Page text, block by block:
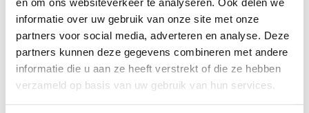
informatie over uw gebruik van onze site met onze
partners voor social media, adverteren en analyse. Deze
partners kunnen deze gegevens combineren met andere
informatie die u aan ze heeft verstrekt of die ze hebben
verzameld op basis van uw gebruik van hun services.
Draag je de jeans liever casual? Ook daarvoor is hij door
zijn hoge niveau van afwerking zeer goed geschikt.
Combineer 'm met een trui, colbert of vest voor een stoere
en eigentijdse look.